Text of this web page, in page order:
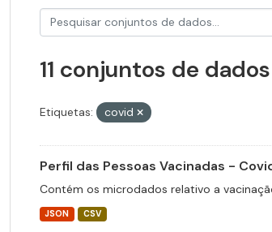
11 conjuntos de
Etiquetas: covid
Perfil das Pessoas Vacinadas -
Contém os microdados relativo a
JSON CSV